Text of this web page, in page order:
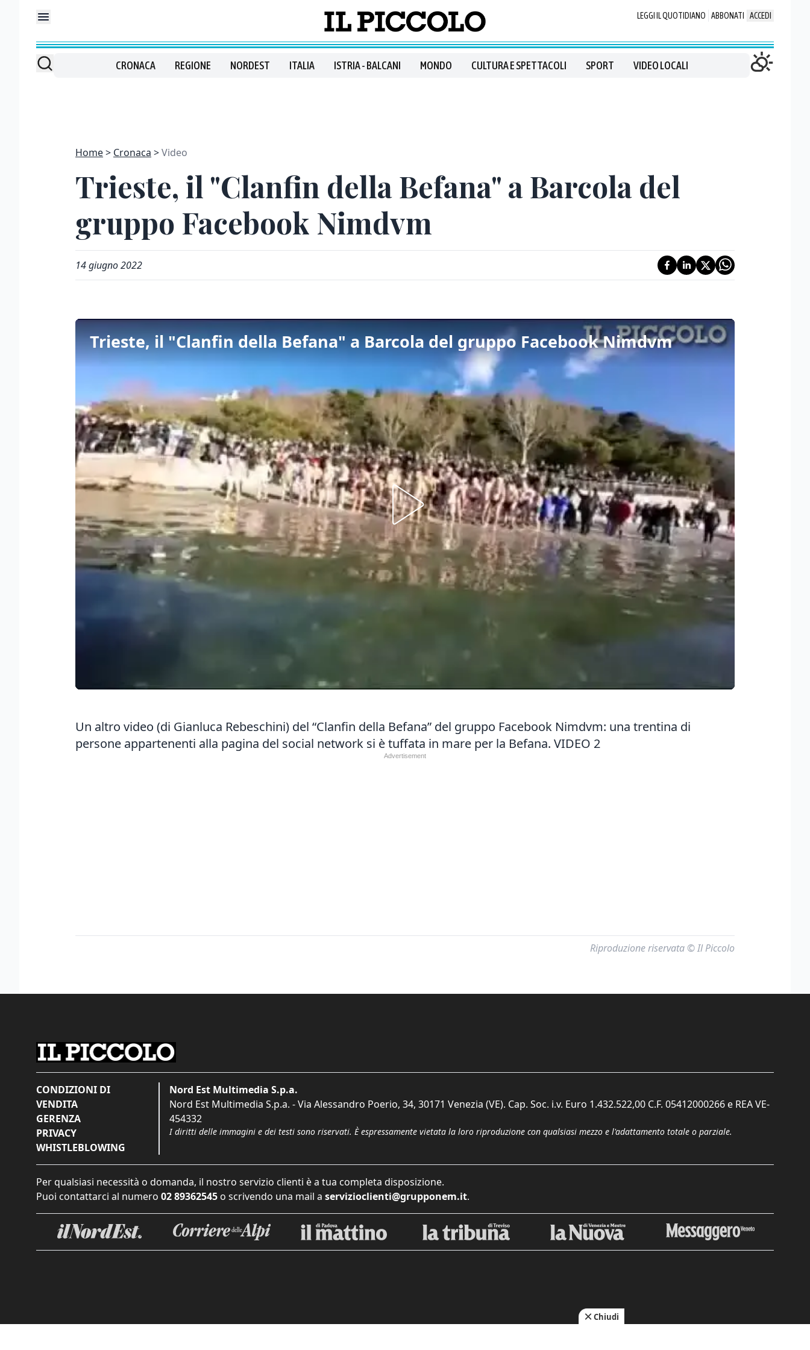
LEGGI IL QUOTIDIANO ABBONATI ACCEDI
CRONACA REGIONE NORDEST ITALIA ISTRIA - BALCANI MONDO CULTURA E SPETTACOLI SPORT VIDEO LOCALI
Home Cronaca Video
Trieste, il "Clanfin della Befana" a Barcola del
gruppo Facebook Nimdvm
14 giugno 2022
Trieste, il "Clanfin della Befana" a Barcola del gruppo Facebook Nimdvm
Un altro video (di Gianluca Rebeschini) del “Clanfin della Befana” del gruppo Facebook Nimdvm: una trentina di
persone appartenenti alla pagina del social network si è tuffata in mare per la Befana. VIDEO 2
Riproduzione riservata © Il Piccolo
CONDIZIONI DI
VENDITA
GERENZA
PRIVACY
WHISTLEBLOWING
Nord Est Multimedia S.p.a.
Nord Est Multimedia S.p.a. - Via Alessandro Poerio, 34, 30171 Venezia (VE). Cap. Soc. i.v. Euro 1.432.522,00 C.F. 05412000266 e REA VE-
454332
I diritti delle immagini e dei testi sono riservati. È espressamente vietata la loro riproduzione con qualsiasi mezzo e l'adattamento totale o parziale.
Per qualsiasi necessità o domanda, il nostro servizio clienti è a tua completa disposizione.
Puoi contattarci al numero 02 89362545 o scrivendo una mail a servizioclienti@grupponem.it.
Chiudi